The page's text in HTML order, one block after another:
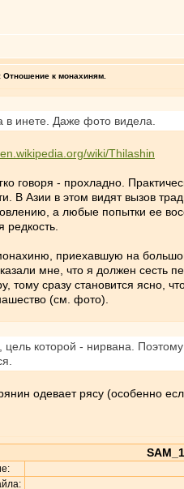
Отношение к монахиням.
в инете. Даже фото видела.
wiki/Thilashin
говоря - прохладно.
В Азии в этом видят вызов
а любые попытки ее
приехавшую на
мне, что я должен сесть
тому сразу становится
(см. фото).
цель которой - нирвана.
одевает рясу (особенно